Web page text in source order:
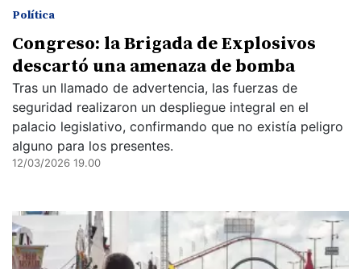
Política
Congreso: la Brigada de Explosivos
descartó una amenaza de bomba
Tras un llamado de advertencia, las fuerzas de
seguridad realizaron un despliegue integral en el
palacio legislativo, confirmando que no existía peligro
alguno para los presentes.
12/03/2026 19.00